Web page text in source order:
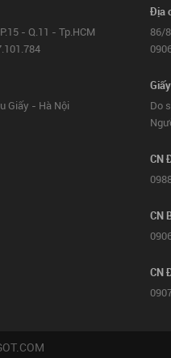
- Q.11 - Tp.HCM
Giấy - Hà Nội
Địa
86/
Do
CN
CN
CN